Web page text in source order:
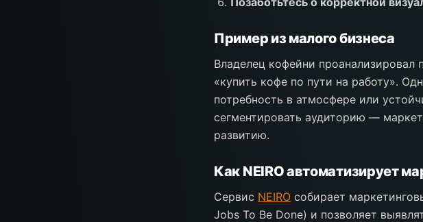
Пример из малого бизнеса
Владелец кофейни проанализировал
«купить кофе по пути на работу».
потребность в атмосфере или
сегментировать аудиторию —
развитию.
Как NEIRO автоматизирует
Сервис NEIRO собирает
Jobs To Be Done) и позволяет